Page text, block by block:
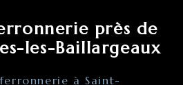
près de
les-Baillargeaux
à Saint-